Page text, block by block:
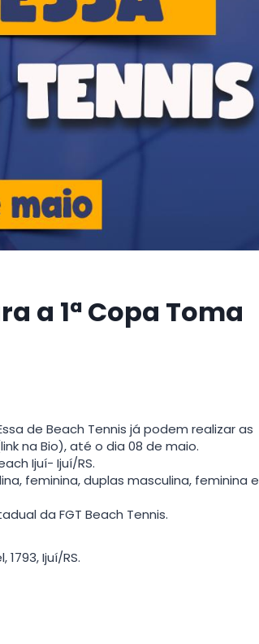
a 1ª Copa Toma
de Beach Tennis já podem realizar as
na Bio), até o dia 08 de maio.
Ijuí- Ijuí/RS.
feminina, duplas masculina, feminina e
da FGT Beach Tennis.
Ijuí/RS.